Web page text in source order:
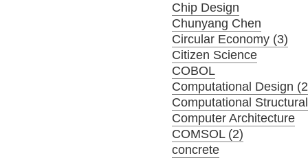
Chip Design
Chunyang Chen
Circular Economy (3)
Citizen Science
COBOL
Computational Design
Computational
Computer Architecture
COMSOL (2)
concrete